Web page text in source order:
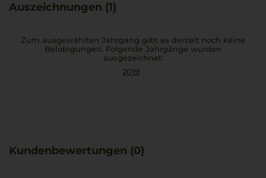
Auszeichnungen (1)
Zum ausgewählten Jahrgang gibt es derzeit noch keine
Belobigungen. Folgende Jahrgänge wurden
ausgezeichnet:
2019
Kundenbewertungen (0)